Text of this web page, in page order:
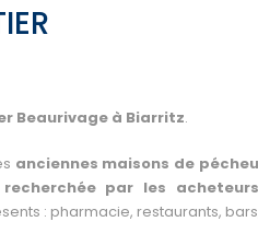
Beaurivage à Biarritz.
anciennes maisons de
par les acheteurs
: pharmacie, restaurants,